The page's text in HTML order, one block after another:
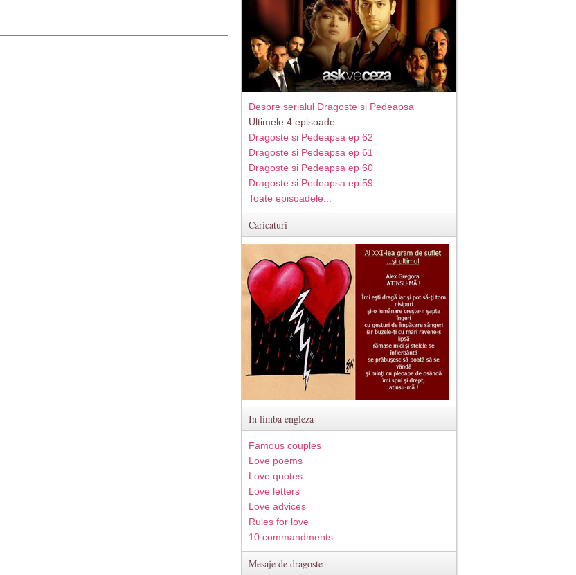
Despre serialul Dragoste si Pedeapsa
Ultimele 4 episoade
Dragoste si Pedeapsa ep 62
Dragoste si Pedeapsa ep 61
Dragoste si Pedeapsa ep 60
Dragoste si Pedeapsa ep 59
Toate episoadele...
Caricaturi
In limba engleza
Famous couples
Love poems
Love quotes
Love letters
Love advices
Rules for love
10 commandments
Mesaje de dragoste